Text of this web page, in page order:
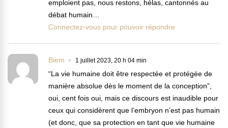
emploient pas, nous restons, hélas, cantonnés au
débat humain…
Connectez-vous pour pouvoir répondre
Biem 1 juillet 2023, 20 h 04 min
“La vie humaine doit être respectée et protégée de
manière absolue dès le moment de la conception”,
oui, cent fois oui, mais ce discours est inaudible pour
ceux qui considèrent que l’embryon n’est pas humain
(et donc, que sa protection en tant que vie humaine